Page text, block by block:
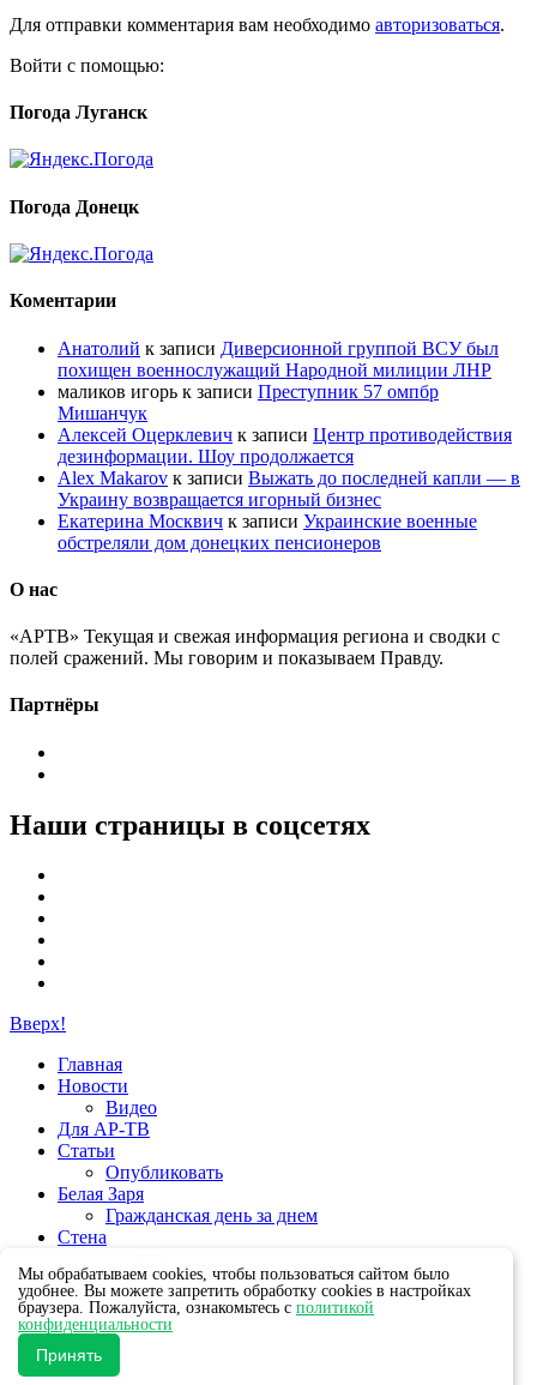
Для отправки комментария вам необходимо авторизоваться.
Войти с помощью:
Погода Луганск
Погода Донецк
Коментарии
Анатолий к записи Диверсионной группой ВСУ был
похищен военнослужащий Народной милиции ЛНР
маликов игорь к записи Преступник 57 омпбр
Мишанчук
Алексей Оцерклевич к записи Центр противодействия
дезинформации. Шоу продолжается
Alex Makarov к записи Выжать до последней капли — в
Украину возвращается игорный бизнес
Екатерина Москвич к записи Украинские военные
обстреляли дом донецких пенсионеров
О нас
«АРТВ» Текущая и свежая информация региона и сводки с
полей сражений. Мы говорим и показываем Правду.
Партнёры
Наши страницы в соцсетях
Вверх!
Главная
Новости
Видео
Для АР-ТВ
Статьи
Опубликовать
Белая Заря
Гражданская день за днем
Стена
Мы обрабатываем cookies, чтобы пользоваться сайтом было
удобнее. Вы можете запретить обработку cookies в настройках
браузера. Пожалуйста, ознакомьтесь с политикой
конфиденциальности
Принять